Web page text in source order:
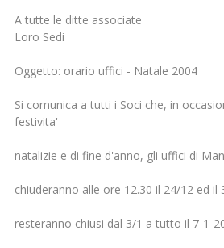
A tutte le ditte associate
Loro Sedi
Oggetto: orario uffici - Natale 2004
Si comunica a tutti i Soci che, in
festivita'
natalizie e di fine d'anno, gli uffici di
chiuderanno alle ore 12.30 il 24/12 ed il
resteranno chiusi dal 3/1 a tutto il 7-1-